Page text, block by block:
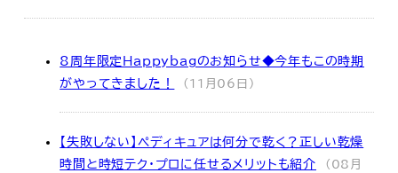
8周年限定Happybagのお知らせ◆今年もこの時期
がやってきました！
(11月06日)
【失敗しない】ペディキュアは何分で乾く？正しい乾燥
時間と時短テク・プロに任せるメリットも紹介
(08月